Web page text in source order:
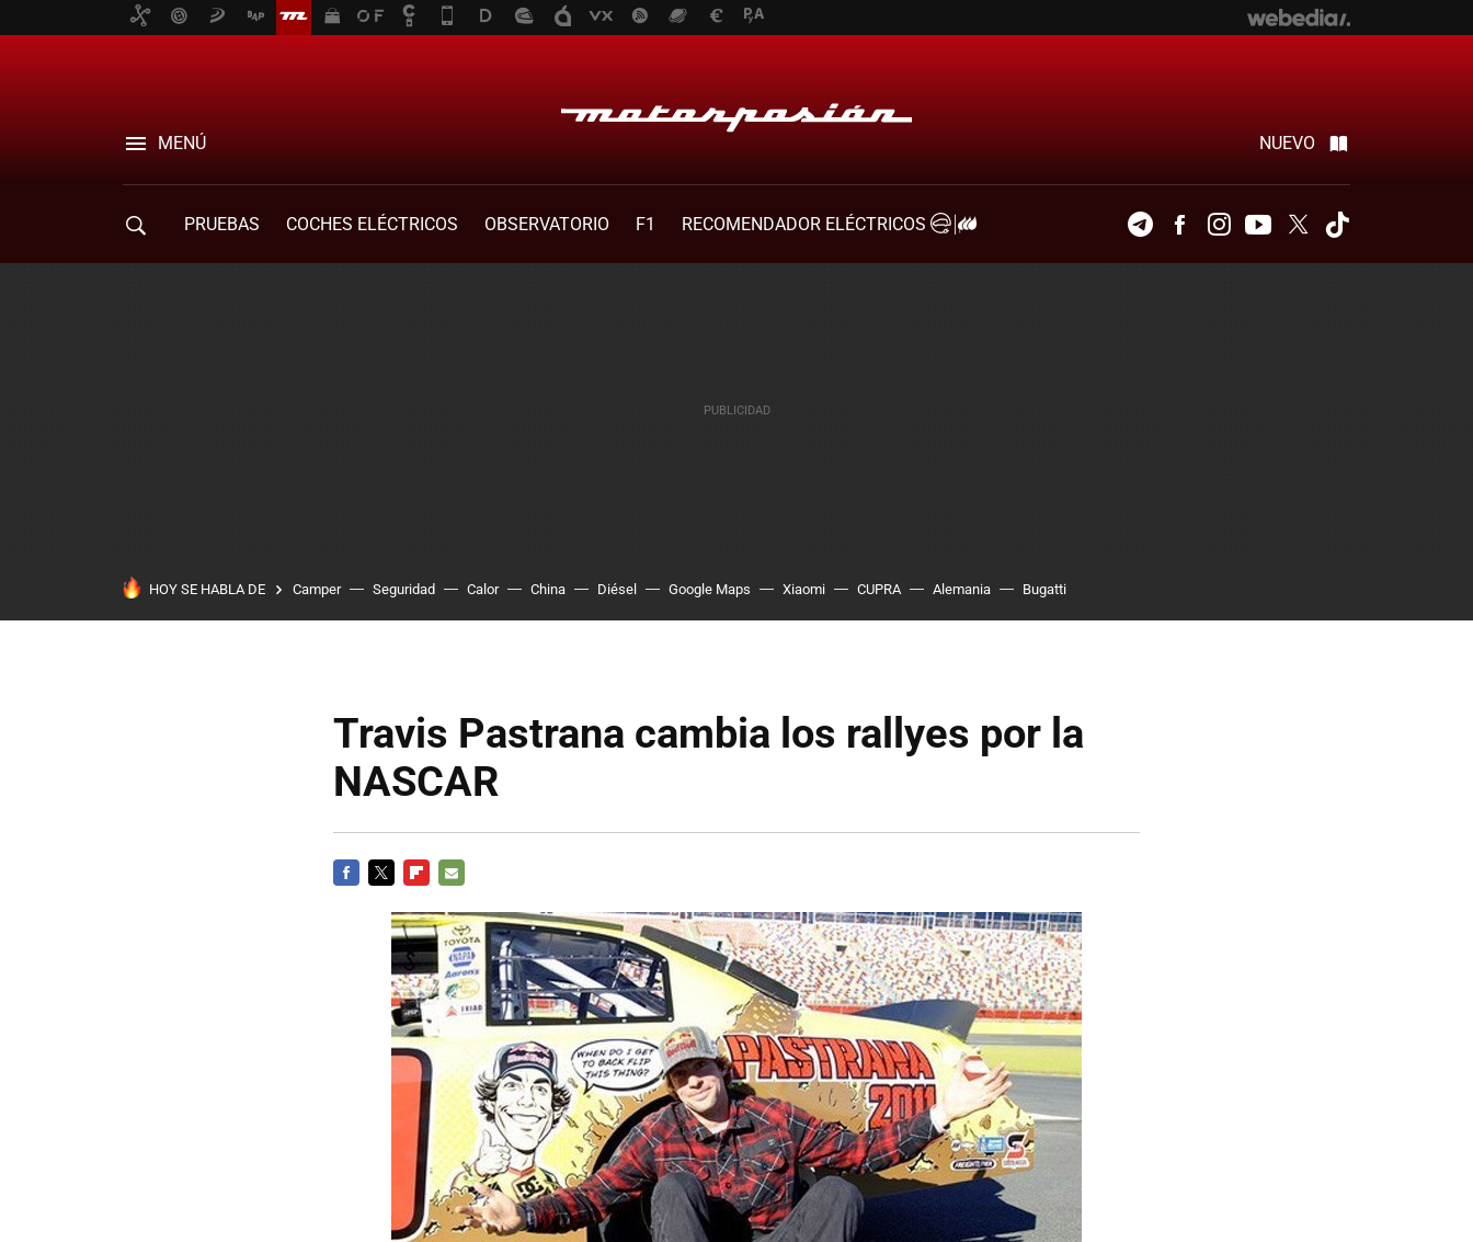
MENÚ NUEVO
PRUEBAS COCHES ELÉCTRICOS OBSERVATORIO F1
RECOMENDADOR ELÉCTRICOS
TelegramFacebookInstagramYoutubeTwitter
HOY SE HABLA DE Camper Seguridad Calor China Diésel Google Maps Xiaomi CUPRA Alemania Bugatti
Travis Pastrana cambia los rallyes por la
NASCAR
MAIL